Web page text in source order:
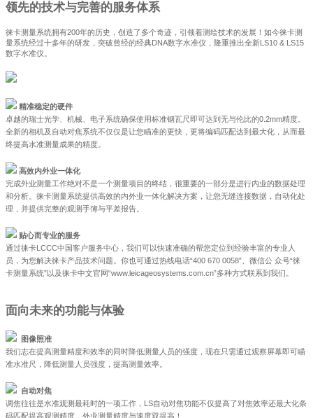
领先的技术与完善的服务体系
徕卡测量系统拥有200年的历史，创造了多个奇迹，引领着测绘技术的发展！如今徕卡测
量系统经过十多年的研发，突破曾经的经典DNA数字水准仪，隆重推出全新LS10 & LS15
数字水准仪。
精准稳定的硬件
卓越的瑞士光学、机械、电子系统确保使用标准铟瓦尺即可达到无与伦比的0.2mm精度。
全新的相机及自动对焦系统不仅仅是让您瞄准的更快，更将编码匹配达到最大化，从而最
终提高水准测量成果的精度。
高效内外业一体化
完成外业测量工作绝对不是一个测量项目的终结，很重要的一部分是进行内业的数据处理
和分析。徕卡测量系统提供高效的内外业一体化解决方案，让您无缝连接数据，自动化处
理，并提供完整的观测手簿与平差报告。
贴心而专业的服务
通过徕卡LCCC中国客户服务中心，我们可以快速准确的帮您定位到经验丰富的专业人
员，为您解决徕卡产品技术问题。你也可通过热线电话“400 670 0058”、微信公 众号“徕
卡测量系统”以及徕卡中文官网“www.leicageosystems.com.cn”多种方式联系到我们。
面向未来的功能与体验
图像照准
我们志在提高测量精度和效率的同时降低测量人员的强度，现在只需通过观察屏幕即可瞄
准水准尺，降低测量人员强度，提高测量效率。
自动对焦
调焦往往是水准观测最耗时的一项工作，LS自动对焦功能不仅提高了对焦效率还最大化条
码匹配提高观测精度，外业测量精度与速度双提高！